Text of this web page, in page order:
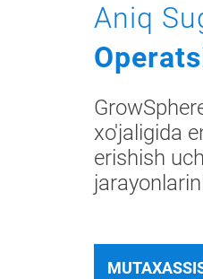
Biz Bilan Boglaning
Aniq
xo'jaligida
erishish